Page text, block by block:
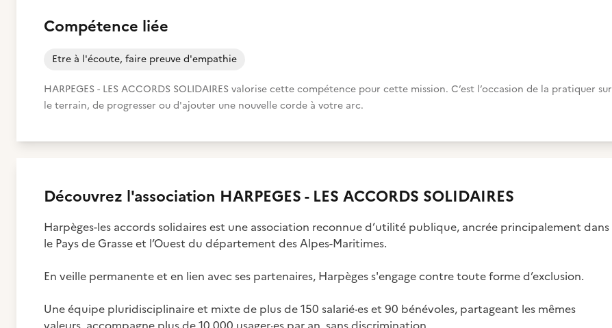
Compétence liée
Etre à l'écoute, faire preuve d'empathie
HARPEGES - LES ACCORDS SOLIDAIRES valorise cette compétence pour cette mission. C’est l’occasion de la pratiquer sur
le terrain, de progresser ou d'ajouter une nouvelle corde à votre arc.
Découvrez l'association HARPEGES - LES ACCORDS SOLIDAIRES
Harpèges-les accords solidaires est une association reconnue d’utilité publique, ancrée principalement dans
le Pays de Grasse et l’Ouest du département des Alpes-Maritimes.
En veille permanente et en lien avec ses partenaires, Harpèges s'engage contre toute forme d’exclusion.
Une équipe pluridisciplinaire et mixte de plus de 150 salarié·es et 90 bénévoles, partageant les mêmes